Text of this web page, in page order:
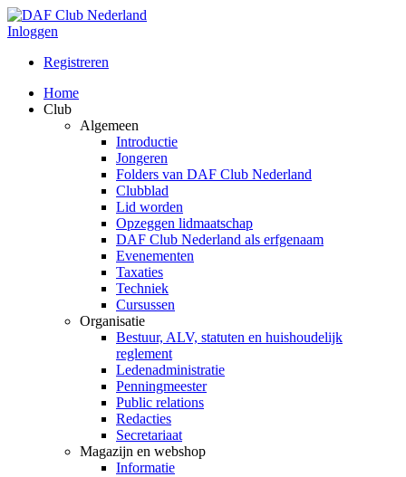
Inloggen
Registreren
Home
Club
Algemeen
Introductie
Jongeren
Folders van DAF Club Nederland
Clubblad
Lid worden
Opzeggen lidmaatschap
DAF Club Nederland als erfgenaam
Evenementen
Taxaties
Techniek
Cursussen
Organisatie
Bestuur, ALV, statuten en huishoudelijk
reglement
Ledenadministratie
Penningmeester
Public relations
Redacties
Secretariaat
Magazijn en webshop
Informatie